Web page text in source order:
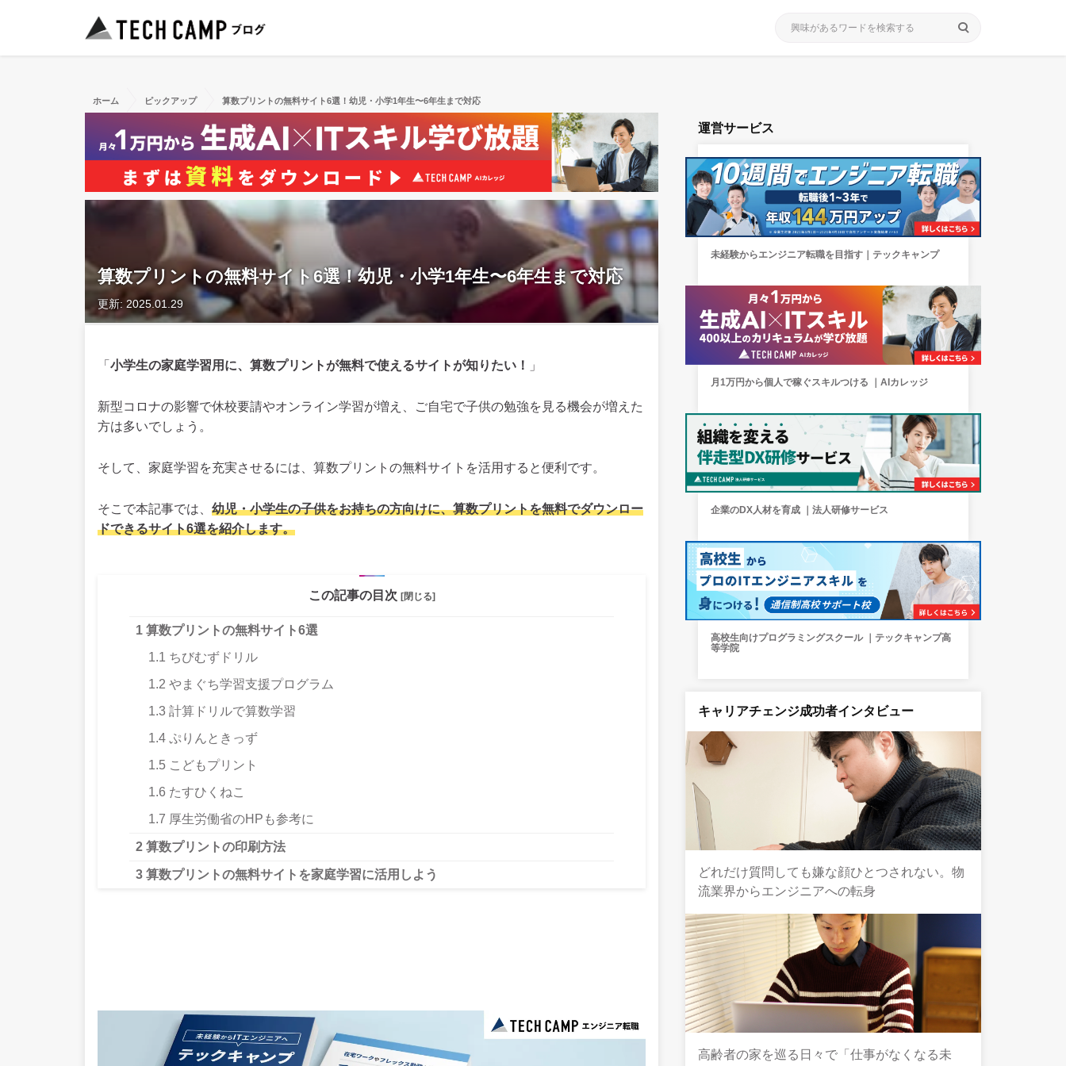
search
ホーム ピックアップ 算数プリントの無料サイト6選！幼児・小学1年生〜6年生まで対応
算数プリントの無料サイト6選！幼児・小学1年生〜6年生まで対応
更新: 2025.01.29
「 小学生の家庭学習用に、算数プリントが無料で使えるサイトが知りたい！ 」
新型コロナの影響で休校要請やオンライン学習が増え、ご自宅で子供の勉強を見る機会が増えた
方は多いでしょう。
そして、家庭学習を充実させるには、算数プリントの無料サイトを活用すると便利です。
そこで本記事では、 幼児・小学生の子供をお持ちの方向けに、算数プリントを無料でダウンロー
ドできるサイト6選を紹介します。
この記事の目次 [閉じる]
1 算数プリントの無料サイト6選
1.1 ちびむずドリル
1.2 やまぐち学習支援プログラム
1.3 計算ドリルで算数学習
1.4 ぷりんときっず
1.5 こどもプリント
1.6 たすひくねこ
1.7 厚生労働省のHPも参考に
2 算数プリントの印刷方法
3 算数プリントの無料サイトを家庭学習に活用しよう
運営サービス
未経験からエンジニア転職を目指す｜テックキャンプ
月1万円から個人で稼ぐスキルつける ｜AIカレッジ
企業のDX人材を育成 ｜法人研修サービス
高校生向けプログラミングスクール ｜テックキャンプ高
等学院
キャリアチェンジ成功者インタビュー
どれだけ質問しても嫌な顔ひとつされない。物
流業界からエンジニアへの転身
高齢者の家を巡る日々で「仕事がなくなる未